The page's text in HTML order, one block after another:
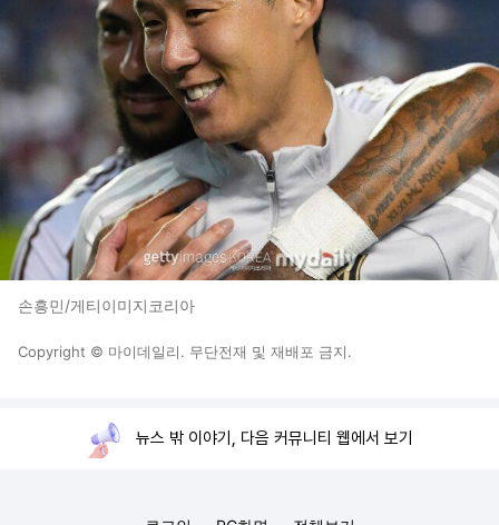
손흥민/게티이미지코리아
Copyright © 마이데일리. 무단전재 및 재배포 금지.
뉴스 밖 이야기, 다음 커뮤니티 웹에서 보기